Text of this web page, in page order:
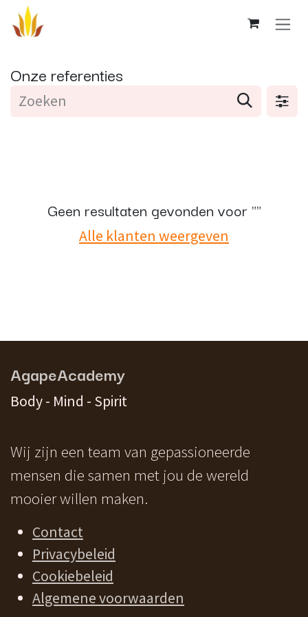
Overslaan naar inhoud
Onze referenties
Geen resultaten gevonden voor ""
Alle klanten weergeven
AgapeAcademy
Body - Mind - Spirit
Wij zijn een team van gepassioneerde
mensen die samen met jou de wereld
mooier willen maken.
Contact
Privacybeleid
Cookiebeleid
Algemene voorwaarden